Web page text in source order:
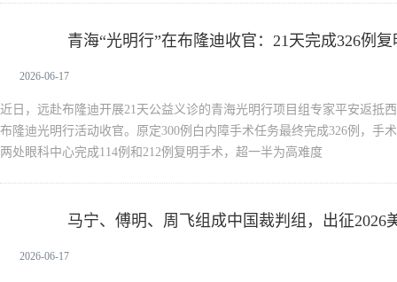
青海“光明行”在布隆迪收官：21天完成326例
2026-06-17
近日，远赴布隆迪开展21天公益义诊的青海光明行项目组专家平安返抵
布隆迪光明行活动收官。原定300例白内障手术任务最终完成326例，手
两处眼科中心完成114例和212例复明手术，超一半为高难度
马宁、傅明、周飞组成中国裁判组，出征2026
2026-06-17